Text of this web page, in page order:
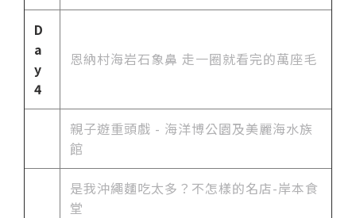
D
a
y
4
恩納村海岩石象鼻 走一圈就看完的萬座毛
親子遊重頭戲 - 海洋博公園及美麗海水族
館
是我沖繩麵吃太多？不怎樣的名店-岸本食
堂